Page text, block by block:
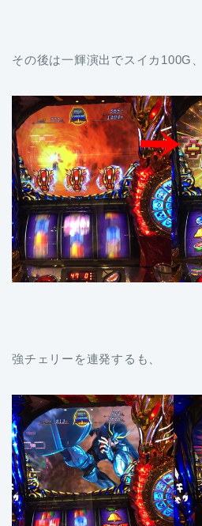
その後は一輝演出でスイカ100G、
強チェリーを連発するも、